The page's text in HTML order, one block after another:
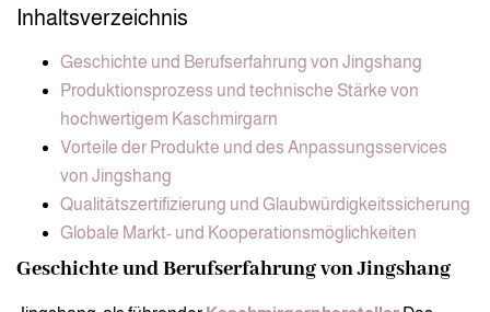
Inhaltsverzeichnis
Geschichte und Berufserfahrung von Jingshang
Produktionsprozess und technische Stärke von
hochwertigem Kaschmirgarn
Vorteile der Produkte und des Anpassungsservices
von Jingshang
Qualitätszertifizierung und Glaubwürdigkeitssicherung
Globale Markt- und Kooperationsmöglichkeiten
Geschichte und Berufserfahrung von Jingshang